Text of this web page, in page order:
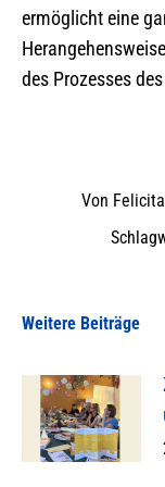
ermöglicht eine
des Prozesses
Von
Weitere Beiträge